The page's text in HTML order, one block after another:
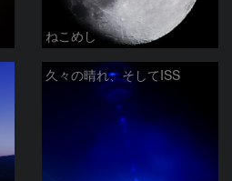
ねこめし
久々の晴れ、そしてISS